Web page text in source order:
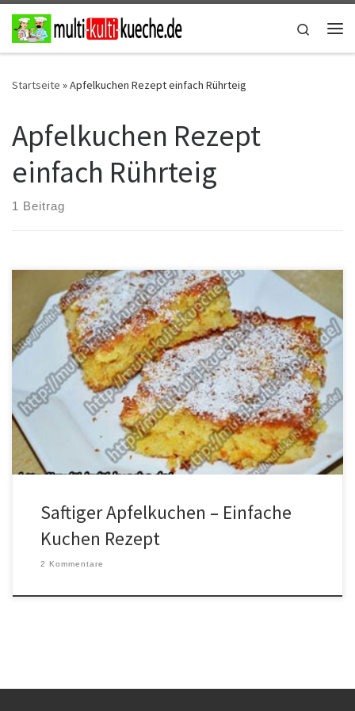
Zum Inhalt springen
Search
Startseite »Apfelkuchen Rezept einfach Rührteig
Apfelkuchen Rezept
einfach Rührteig
1 Beitrag
Zutaten für Saftiger Apfelkuchen 250g Butter250g Zucker5 Eier1
Pck. Vanillinzucker350g Mehl1 Pck. Backpulver1 kg Äpfelklein
geschnittenPuderzucker Zubereitung Alle Zutaten in eine Schüssel
geben und zu einem Rührteig verrühren. In der Zwischenzeit die
Äpfel schälen und in kleine Stückchen schneiden. Den Teig mit den
Äpfeln gut vermischen und auf ein mit […]
Saftiger Apfelkuchen – Einfache
Kuchen Rezept
2 Kommentare